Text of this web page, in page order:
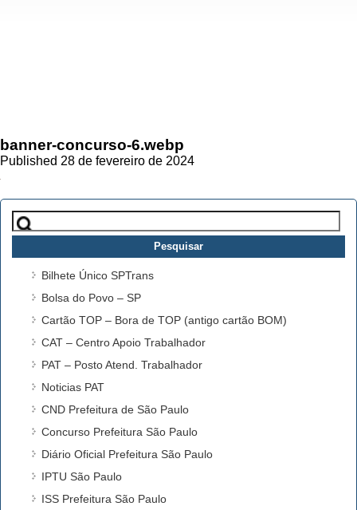
banner-concurso-6.webp
Published 28 de fevereiro de 2024
Pesquisar
por:
Bilhete Único SPTrans
Bolsa do Povo – SP
Cartão TOP – Bora de TOP (antigo cartão BOM)
CAT – Centro Apoio Trabalhador
PAT – Posto Atend. Trabalhador
Noticias PAT
CND Prefeitura de São Paulo
Concurso Prefeitura São Paulo
Diário Oficial Prefeitura São Paulo
IPTU São Paulo
ISS Prefeitura São Paulo